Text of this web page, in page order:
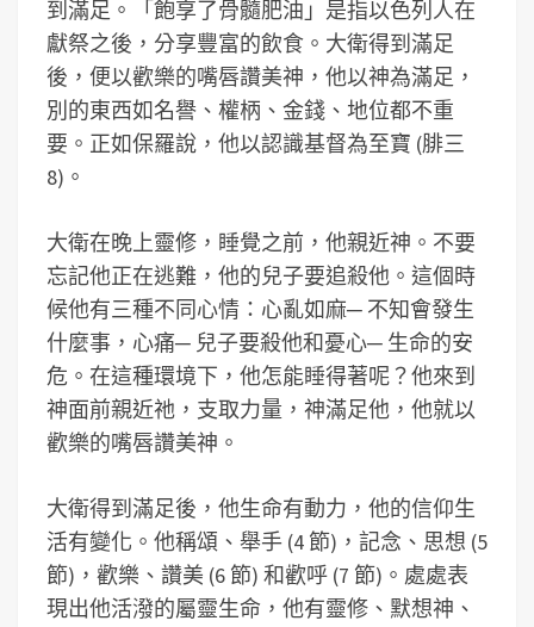
到滿足。「飽享了骨髓肥油」是指以色列人在
獻祭之後，分享豐富的飲食。大衛得到滿足
後，便以歡樂的嘴唇讚美神，他以神為滿足，
別的東西如名譽、權柄、金錢、地位都不重
要。正如保羅說，他以認識基督為至寶 (腓三
8)。
大衛在晚上靈修，睡覺之前，他親近神。不要
忘記他正在逃難，他的兒子要追殺他。這個時
候他有三種不同心情：心亂如麻─ 不知會發生
什麼事，心痛─ 兒子要殺他和憂心─ 生命的安
危。在這種環境下，他怎能睡得著呢？他來到
神面前親近祂，支取力量，神滿足他，他就以
歡樂的嘴唇讚美神。
大衛得到滿足後，他生命有動力，他的信仰生
活有變化。他稱頌、舉手 (4 節)，記念、思想 (5
節)，歡樂、讚美 (6 節) 和歡呼 (7 節)。處處表
現出他活潑的屬靈生命，他有靈修、默想神、